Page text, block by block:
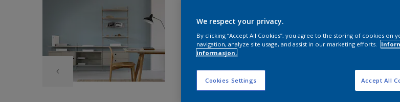
We respect your privacy.
By clicking “Accept All Cookies”, you agree to the storing of cookies on
navigation, analyze site usage, and assist in our marketing efforts.
informasjon.
Cookies Settings Accept All